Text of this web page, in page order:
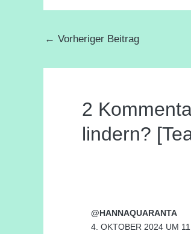
← Vorheriger Beitrag
2
lindern?
@HANNAQUARANTA
4. OKTOBER 2024 UM